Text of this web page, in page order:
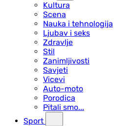
Kultura
Scena
Nauka i tehnologija
Ljubav i seks
Zdravlje
Stil
Zanimljivosti
Savjeti
Vicevi
Auto-moto
Porodica
Pitali smo...
Sport